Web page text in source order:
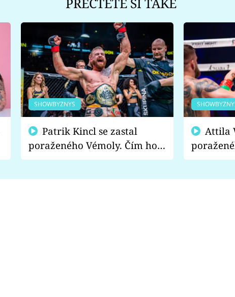
SHOWBYZNYS
poraženého Vémoly. Čím ho
fanoušci naštvali?
chce